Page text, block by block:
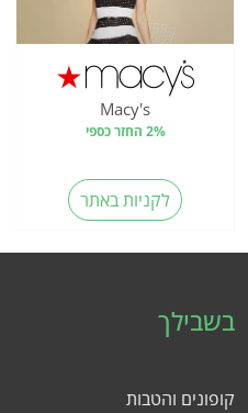
Macy's
2% החזר כספי
לקניות באתר
בשבילך
קופונים והטבות